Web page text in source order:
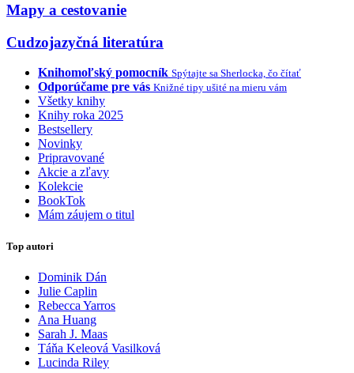
Mapy a cestovanie
Cudzojazyčná literatúra
Knihomoľský pomocník Spýtajte sa Sherlocka, čo čítať
Odporúčame pre vás Knižné tipy ušité na mieru vám
Všetky knihy
Knihy roka 2025
Bestsellery
Novinky
Pripravované
Akcie a zľavy
Kolekcie
BookTok
Mám záujem o titul
Top autori
Dominik Dán
Julie Caplin
Rebecca Yarros
Ana Huang
Sarah J. Maas
Táňa Keleová Vasilková
Lucinda Riley